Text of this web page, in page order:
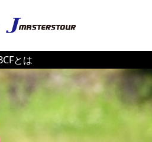
とは